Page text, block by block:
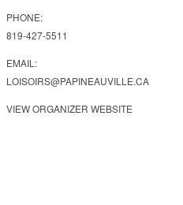
PHONE:
819-427-5511
EMAIL:
LOISOIRS@PAPINEAUVILLE.CA
VIEW ORGANIZER WEBSITE